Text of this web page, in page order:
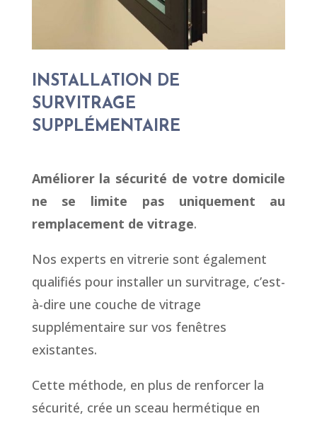
INSTALLATION DE
SURVITRAGE
SUPPLÉMENTAIRE
Améliorer la sécurité de votre domicile
ne se limite pas uniquement au
remplacement de vitrage.
Nos experts en vitrerie sont également
qualifiés pour installer un survitrage, c’est-
à-dire une couche de vitrage
supplémentaire sur vos fenêtres
existantes.
Cette méthode, en plus de renforcer la
sécurité, crée un sceau hermétique en